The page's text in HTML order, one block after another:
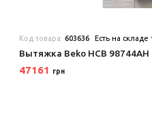
Код товара:603636 Есть на складе
Вытяжка Beko HCB 98744AH
47161 грн